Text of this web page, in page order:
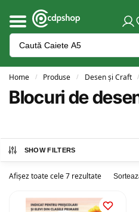
Home / Produse / Desen și Craft /
Blocuri de
SHOW FILTERS
Afișez toate cele 7 rezultate